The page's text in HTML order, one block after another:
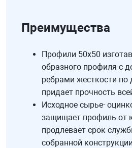
Преимущества
Профили 50х50
образного профиля с
ребрами жесткости по
придает прочность
Исходное сырье-
защищает профиль от
продлевает срок
собранной